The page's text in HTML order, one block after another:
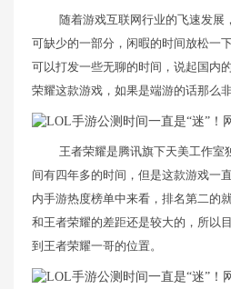
随着游戏互联网行业的飞速发展
可缺少的一部分，闲暇的时间放松一
可以打发一些无聊的时间，说起国内
荣耀这款游戏，如果是端游的话那么
王者荣耀是腾讯旗下天美工作室
间有四年多的时间，但是这款游戏一
内手游热度榜单中来看，排名第二的
和王者荣耀的差距还是较大的，所以
到王者荣耀一哥的位置。